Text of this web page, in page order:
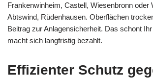
Frankenwinheim, Castell, Wiesenbronn oder
Abtswind, Rüdenhausen. Oberflächen
Beitrag zur Anlagensicherheit. Das schont
macht sich langfristig bezahlt.
Effizienter Schutz